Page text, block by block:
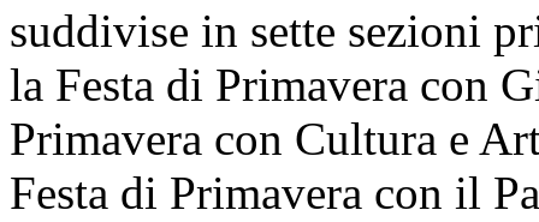
suddivise in sette sezioni
la Festa di Primavera con
Primavera con Cultura e
Festa di Primavera con il